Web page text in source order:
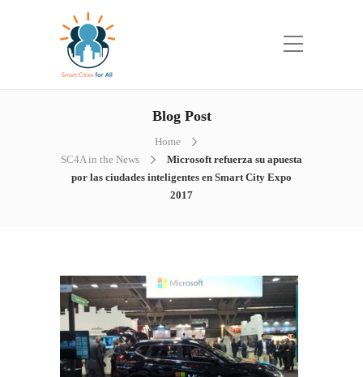
Blog Post
Home
SC4A in the News
Microsoft refuerza su apuesta
por las ciudades inteligentes en Smart City Expo
2017